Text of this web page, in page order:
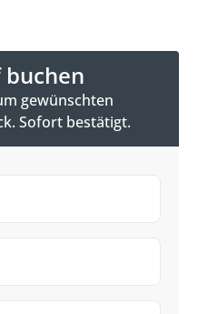
buchen
gewünschten
Sofort bestätigt.